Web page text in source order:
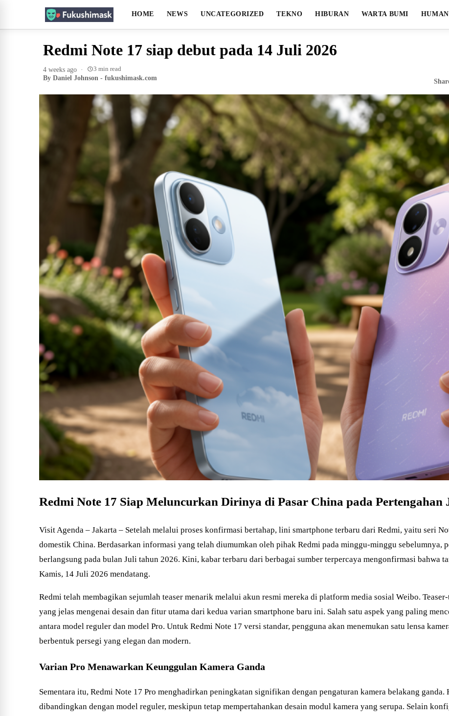
HOME NEWS UNCATEGORIZED TEKNO HIBURAN WARTA BUMI
Redmi Note 17 siap debut pada 14 Juli 2026
4 weeks ago · 3 min read
By Daniel Johnson - fukushimask.com
Redmi Note 17 Siap Meluncurkan Dirinya di Pasar China pada Pertengahan
Visit Agenda – Jakarta – Setelah melalui proses konfirmasi bertahap, lini smartphone terbaru dari Redmi, yaitu seri
domestik China. Berdasarkan informasi yang telah diumumkan oleh pihak Redmi pada minggu-minggu sebelumnya,
berlangsung pada bulan Juli tahun 2026. Kini, kabar terbaru dari berbagai sumber terpercaya mengonfirmasi bahwa
Kamis, 14 Juli 2026 mendatang.
Redmi telah membagikan sejumlah teaser menarik melalui akun resmi mereka di platform media sosial Weibo.
yang jelas mengenai desain dan fitur utama dari kedua varian smartphone baru ini. Salah satu aspek yang paling
antara model reguler dan model Pro. Untuk Redmi Note 17 versi standar, pengguna akan menemukan satu lensa
berbentuk persegi yang elegan dan modern.
Varian Pro Menawarkan Keunggulan Kamera Ganda
Sementara itu, Redmi Note 17 Pro menghadirkan peningkatan signifikan dengan pengaturan kamera belakang
dibandingkan dengan model reguler, meskipun tetap mempertahankan desain modul kamera yang serupa. Selain